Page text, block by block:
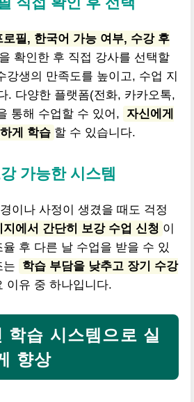
로필, 한국어 가능 여부, 수강 후
을 확인한 후 직접 강사를 선택할
강생의 만족도를 높이고, 수업 지
. 다양한 플랫폼(전화, 카카오톡,
통해 수업할 수 있어,
자신에게
게 학습 할 수 있습니다.
가능한 시스템
이나 사정이 생겼을 때도 걱정
지에서 간단히 보강 수업 신청 이
후 다른 날 수업을 받을 수 있
는
학습 부담을 낮추고 장기 수강
이유 중 하나입니다.
학습 시스템으로 실
향상